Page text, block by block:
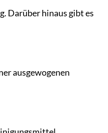
Darüber hinaus gibt es
ausgewogenen